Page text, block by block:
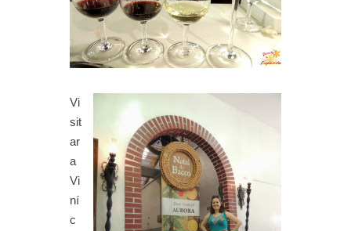
Vi
sit
ar
a
Vi
ní
c